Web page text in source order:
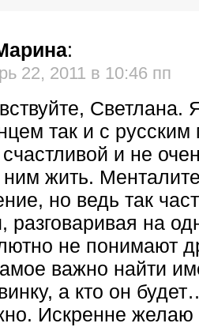
:
22, 2011 в 10:46 пп
Светлана.
так и с
и не
ним жить.
но ведь так
разговаривая на
не понимают
важно найти
а кто он
Искренне желаю